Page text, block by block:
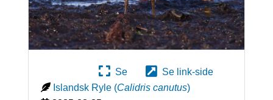
Se
Se link-side
Islandsk Ryle (Calidris canutus)